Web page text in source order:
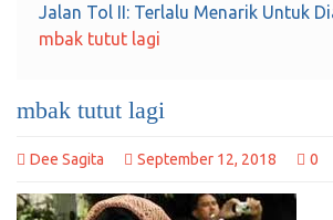
Jalan Tol II: Terlalu Menarik Untuk
mbak tutut lagi
mbak tutut lagi
Dee Sagita September 12, 2018 0